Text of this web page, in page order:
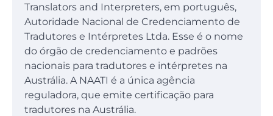
Translators and Interpreters, em português,
Autoridade Nacional de Credenciamento de
Tradutores e Intérpretes Ltda. Esse é o nome
do órgão de credenciamento e padrões
nacionais para tradutores e intérpretes na
Austrália. A NAATI é a única agência
reguladora, que emite certificação para
tradutores na Austrália.